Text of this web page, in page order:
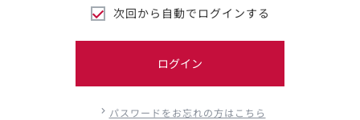
次回から自動でログインする
ログイン
パスワードをお忘れの方はこちら